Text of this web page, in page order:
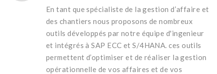
En tant que spécialiste de la gestion d’affaire et
des chantiers nous proposons de nombreux
outils développés par notre équipe d'ingenieur
et intégrés à SAP ECC et S/4HANA. ces outils
permettent d’optimiser et de réaliser la gestion
opérationnelle de vos affaires et de vos